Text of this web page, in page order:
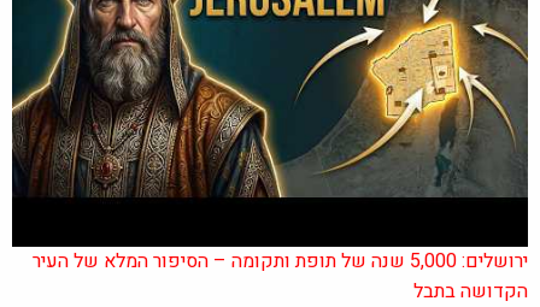
ירושלים: 5,000 שנה של תופת ותקומה – הסיפור המלא של העיר
הקדושה בתבל